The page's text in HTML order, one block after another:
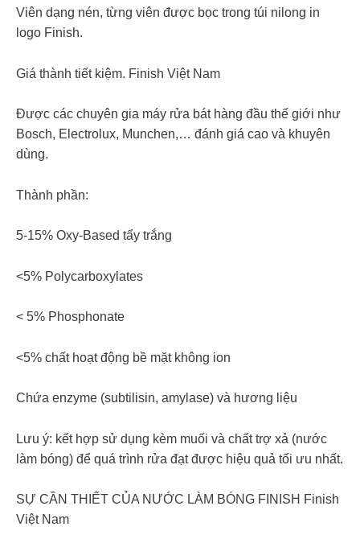
Viên dạng nén, từng viên được bọc trong túi nilong in
logo Finish.
Giá thành tiết kiệm. Finish Việt Nam
Được các chuyên gia máy rửa bát hàng đầu thế giới như
Bosch, Electrolux, Munchen,… đánh giá cao và khuyên
dùng.
Thành phần:
5-15% Oxy-Based tẩy trắng
<5% Polycarboxylates
< 5% Phosphonate
<5% chất hoạt động bề mặt không ion
Chứa enzyme (subtilisin, amylase) và hương liệu
Lưu ý: kết hợp sử dụng kèm muối và chất trợ xả (nước
làm bóng) để quá trình rửa đạt được hiệu quả tối ưu nhất.
SỰ CẦN THIẾT CỦA NƯỚC LÀM BÓNG FINISH Finish
Việt Nam